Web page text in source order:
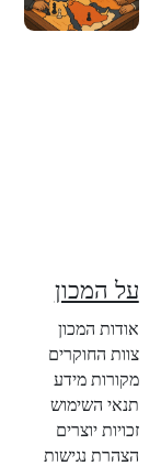
על המכון
אודות המכון
צוות החוקרים
מקורות מידע
תנאי השימוש
זכויות יוצרים
הצהרת נגישות